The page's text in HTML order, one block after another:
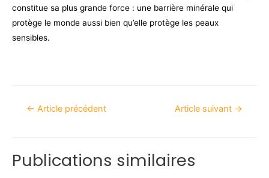
constitue sa plus grande force : une barrière minérale qui
protège le monde aussi bien qu’elle protège les peaux
sensibles.
← Article précédent Article suivant →
Publications similaires